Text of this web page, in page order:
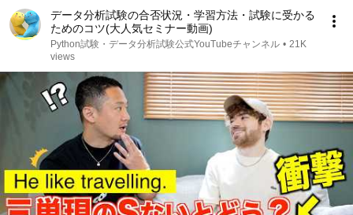
データ分析試験の合否状況・学習方法・試験に受かる
ためのコツ(大人気セミナー動画)
Python試験・データ分析試験公式YouTubeチャンネル • 21K
views